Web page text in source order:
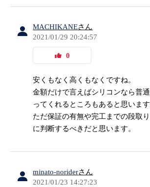
MACHIKANEさん
2021/01/29 20:24:57
0
安くもなく高くもなくですね。
金額だけで言えばシリコンなら普
ってくれるところもあると思います
ただ保証の有無や完工までの段取
に判断するべきだと思います。
minato-noriderさん
2021/01/23 14:27:23